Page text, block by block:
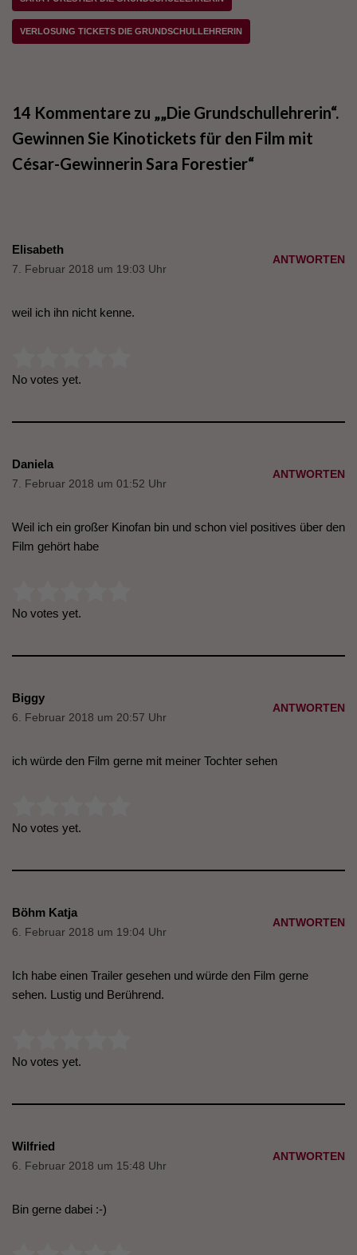
VERLOSUNG TICKETS DIE GRUNDSCHULLEHRERIN
14 Kommentare zu „„Die Grundschullehrerin“.
Gewinnen Sie Kinotickets für den Film mit
César-Gewinnerin Sara Forestier“
Elisabeth
7. Februar 2018 um 19:03 Uhr
ANTWORTEN
weil ich ihn nicht kenne.
No votes yet.
Daniela
7. Februar 2018 um 01:52 Uhr
ANTWORTEN
Weil ich ein großer Kinofan bin und schon viel positives über den
Film gehört habe
No votes yet.
Biggy
6. Februar 2018 um 20:57 Uhr
ANTWORTEN
ich würde den Film gerne mit meiner Tochter sehen
No votes yet.
Böhm Katja
6. Februar 2018 um 19:04 Uhr
ANTWORTEN
Ich habe einen Trailer gesehen und würde den Film gerne
sehen. Lustig und Berührend.
No votes yet.
Wilfried
6. Februar 2018 um 15:48 Uhr
ANTWORTEN
Bin gerne dabei :-)